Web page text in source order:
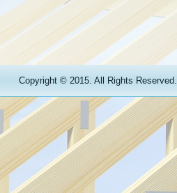
Copyright © 2015. All Rights Reserved.